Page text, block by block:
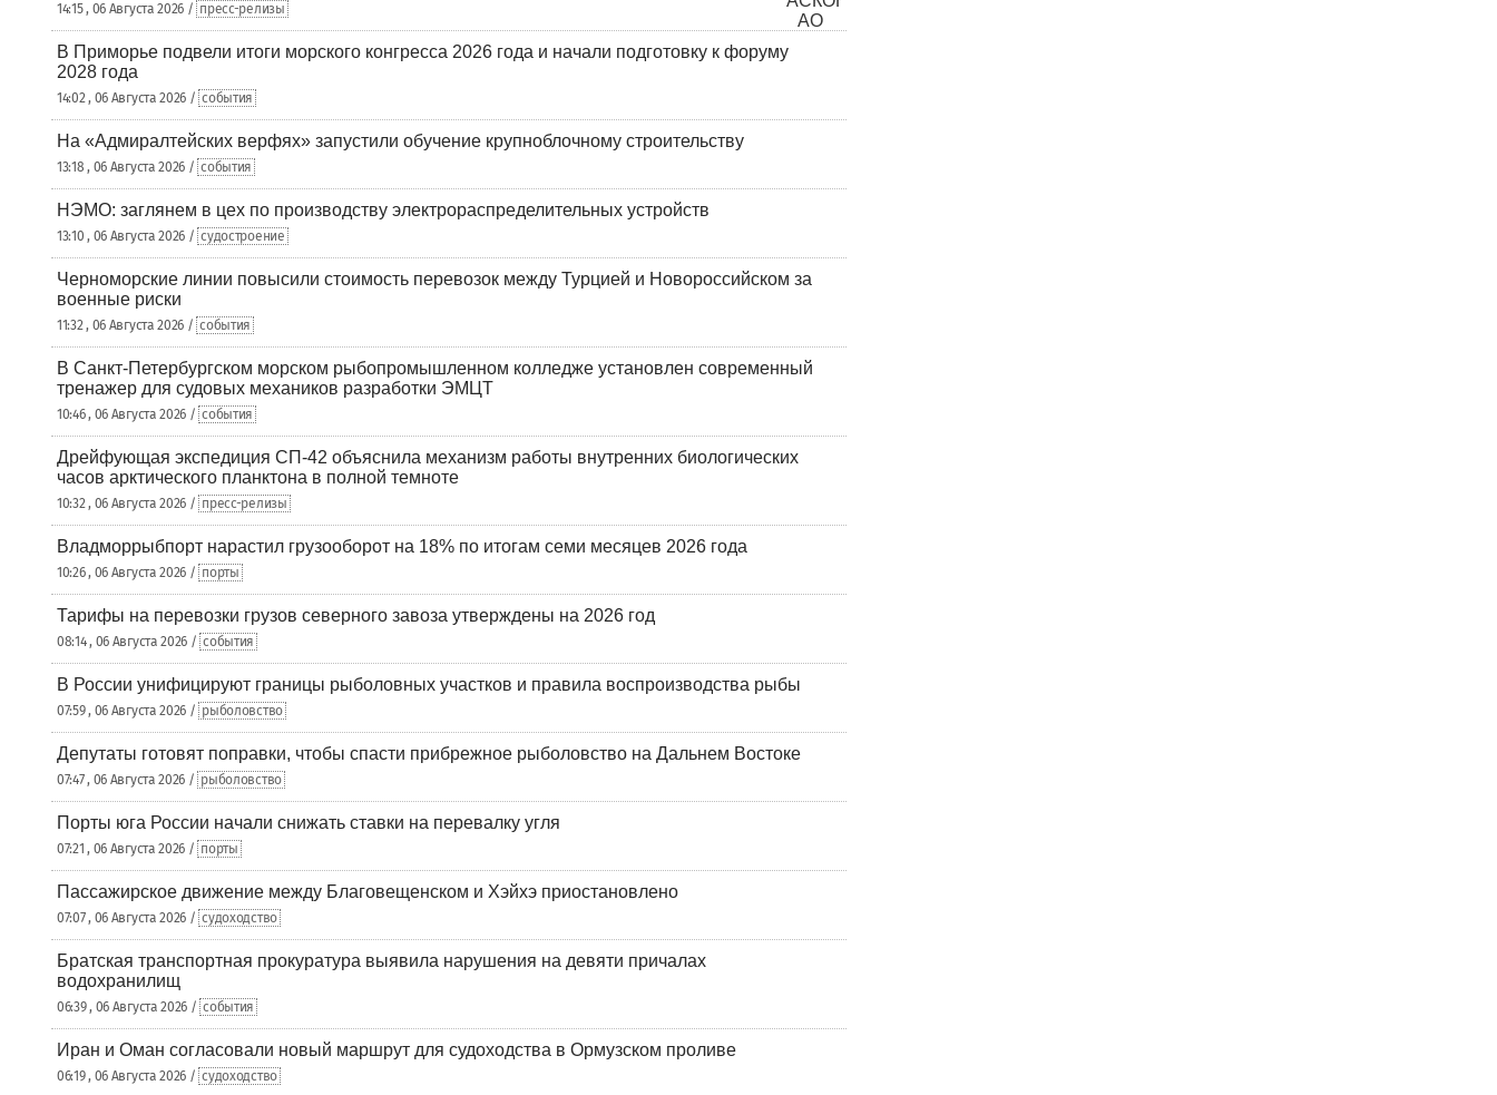
14:15 , 06 Августа 2026 / пресс-релизы
В Приморье подвели итоги морского конгресса 2026 года и начали подготовку к форуму
2028 года
14:02 , 06 Августа 2026 / события
На «Адмиралтейских верфях» запустили обучение крупноблочному строительству
13:18 , 06 Августа 2026 / события
НЭМО: заглянем в цех по производству электрораспределительных устройств
13:10 , 06 Августа 2026 / судостроение
Черноморские линии повысили стоимость перевозок между Турцией и Новороссийском за
военные риски
11:32 , 06 Августа 2026 / события
В Санкт-Петербургском морском рыбопромышленном колледже установлен современный
тренажер для судовых механиков разработки ЭМЦТ
10:46 , 06 Августа 2026 / события
Дрейфующая экспедиция СП-42 объяснила механизм работы внутренних биологических
часов арктического планктона в полной темноте
10:32 , 06 Августа 2026 / пресс-релизы
Владморрыбпорт нарастил грузооборот на 18% по итогам семи месяцев 2026 года
10:26 , 06 Августа 2026 / порты
Тарифы на перевозки грузов северного завоза утверждены на 2026 год
08:14 , 06 Августа 2026 / события
В России унифицируют границы рыболовных участков и правила воспроизводства рыбы
07:59 , 06 Августа 2026 / рыболовство
Депутаты готовят поправки, чтобы спасти прибрежное рыболовство на Дальнем Востоке
07:47 , 06 Августа 2026 / рыболовство
Порты юга России начали снижать ставки на перевалку угля
07:21 , 06 Августа 2026 / порты
Пассажирское движение между Благовещенском и Хэйхэ приостановлено
07:07 , 06 Августа 2026 / судоходство
Братская транспортная прокуратура выявила нарушения на девяти причалах
водохранилищ
06:39 , 06 Августа 2026 / события
Иран и Оман согласовали новый маршрут для судоходства в Ормузском проливе
06:19 , 06 Августа 2026 / судоходство